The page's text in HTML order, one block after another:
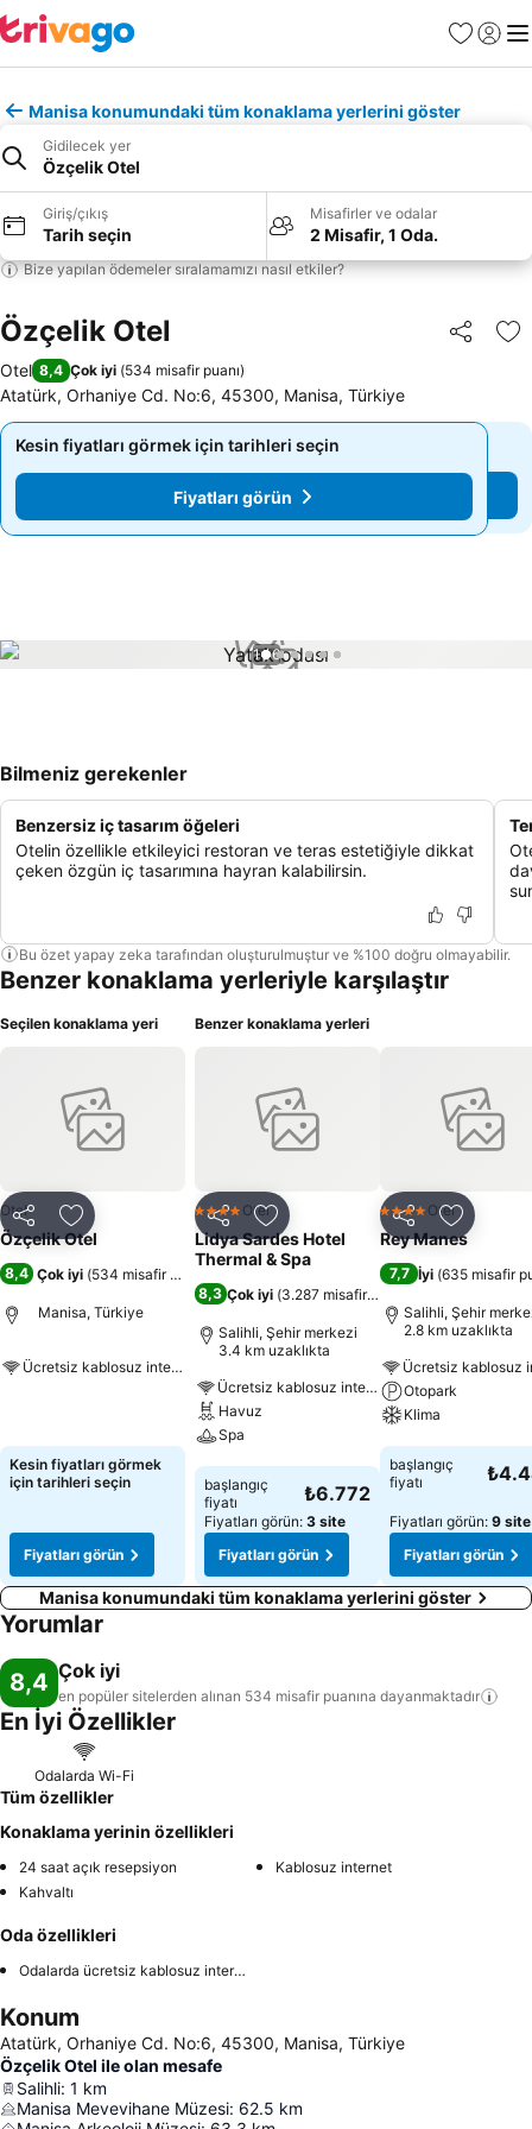
Favoriler
Giriş
Manisa konumundaki tüm konaklama yerlerini göster
Gidilecek yer
Özçelik Otel
Giriş/çıkış
Tarih seçin
Misafirler ve odalar
2 Misafir, 1 Oda.
Bize yapılan ödemeler sıralamamızı nasıl etkiler?
Özçelik Otel Paylaş
Otel 8,4 Çok iyi (534 misafir puanı)
Atatürk, Orhaniye Cd. No:6, 45300, Manisa, Türkiye
Kesin fiyatları görmek için tarihleri seçin
Fiyatları görün
Kesin fiyatları görmek için tarihleri seçin
Fiyatları görün
1 / 6
Bilmeniz gerekenler
Benzersiz iç tasarım öğeleri
Otelin özellikle etkileyici restoran ve teras estetiğiyle dikkat
çeken özgün iç tasarımına hayran kalabilirsin.
Bu özet yapay zeka tarafından oluşturulmuştur ve %100 doğru olmayabilir.
Benzer konaklama yerleriyle karşılaştır
Seçilen konaklama yeri
Paylaş Favorilerime ekle
Otel
Özçelik Otel
8,4 Çok iyi (534 misafir puanı
Manisa, Türkiye
Ücretsiz kablosuz internet
Kesin fiyatları görmek
için tarihleri seçin
Fiyatları görün
Benzer konaklama yerleri
Paylaş Favorilerime ekle
4 Yıldız Otel
Lidya Sardes Hotel
Thermal & Spa
8,3 Çok iyi (3.287 misafir puanı
Salihli, Şehir merkezi
3.4 km uzaklıkta
Ücretsiz kablosuz internet
Havuz
Spa
Fiyatları görün
başlangıç
fiyatı
₺6.772
Fiyatları görün: 3 site
Fiyatları görün
Paylaş
4 Yıldız Otel
Rey Manes
7,7 İyi (635 misafir
Salihli, Şehir
2.8 km uzaklıkta
Otopark
Klima
Fiyatları görün
başlangıç
fiyatı
Fiyatları görün: 9 site
Fiyatları görün
Manisa konumundaki tüm konaklama yerlerini göster
Yorumlar
8,4 Çok iyi
en popüler sitelerden alınan 534 misafir puanına dayanmaktadır
En İyi Özellikler
Odalarda Wi-Fi
Tüm özellikler
Konaklama yerinin özellikleri
24 saat açık resepsiyon
Kablosuz internet
Kahvaltı
Oda özellikleri
Odalarda ücretsiz kablosuz internet
Konum
Atatürk, Orhaniye Cd. No:6, 45300, Manisa, Türkiye
Özçelik Otel ile olan mesafe
Salihli: 1 km
Manisa Mevevihane Müzesi: 62.5 km